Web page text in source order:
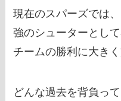
現在のスパーズでは
強のシューターとして
チームの勝利に大き
どんな過去を背負っ